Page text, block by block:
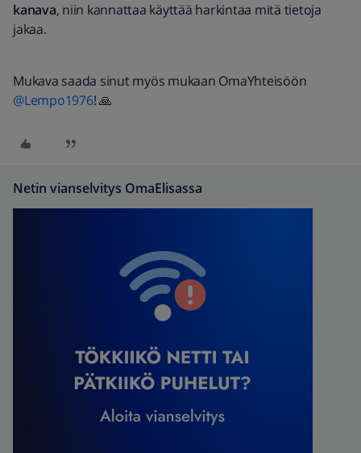
kanava, niin kannattaa käyttää harkintaa mitä tietoja
jakaa.
Mukava saada sinut myös mukaan OmaYhteisöön
@Lempo1976! 🙏
Netin vianselvitys OmaElisassa